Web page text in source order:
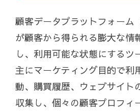
顧客データプラットフォーム
が顧客から得られる膨大な情
し、利用可能な状態にするツ
主にマーケティング目的で利
動、購買履歴、ウェブサイト
収集し、個々の顧客プロフィ